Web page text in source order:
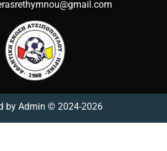
by Admin © 2024-2026